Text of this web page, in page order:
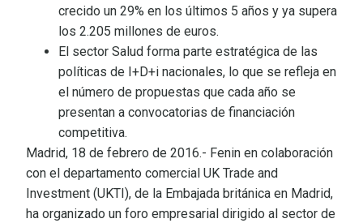
crecido un 29% en los últimos 5 años y ya supera
los 2.205 millones de euros.
El sector Salud forma parte estratégica de las
políticas de I+D+i nacionales, lo que se refleja en
el número de propuestas que cada año se
presentan a convocatorias de financiación
competitiva.
Madrid, 18 de febrero de 2016.- Fenin en colaboración
con el departamento comercial UK Trade and
Investment (UKTI), de la Embajada británica en Madrid,
ha organizado un foro empresarial dirigido al sector de